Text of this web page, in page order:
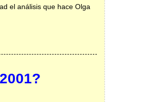
el análisis que hace Olga